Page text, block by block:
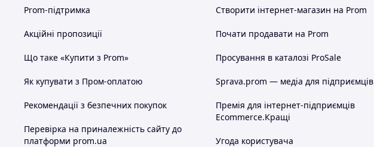
Prom-підтримка
Акційні пропозиції
Що таке «Купити з Prom»
Як купувати з Пром-оплатою
Рекомендації з безпечних покупок
Перевірка на приналежність сайту до
платформи prom.ua
Створити інтернет-магазин на Prom
Почати продавати на Prom
Просування в каталозі ProSale
Sprava.prom — медіа для підприємців
Премія для інтернет-підприємців
Ecommerce.Кращі
Угода користувача